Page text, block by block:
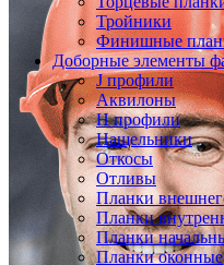
Тройники
Финишные
Доборные элементы
J профили
Аквилоны
Н профили
Нащельники
Откосы
Отливы
Планки
Планки
Планки
Планки оконные